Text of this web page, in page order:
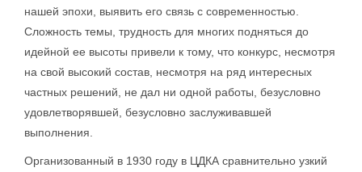
нашей эпохи, выявить его связь с современностью.
Сложность темы, трудность для многих подняться до
идейной ее высоты привели к тому, что конкурс, несмотря
на свой высокий состав, несмотря на ряд интересных
частных решений, не дал ни одной работы, безусловно
удовлетворявшей, безусловно заслуживавшей
выполнения.
Организованный в 1930 году в ЦДКА сравнительно узкий